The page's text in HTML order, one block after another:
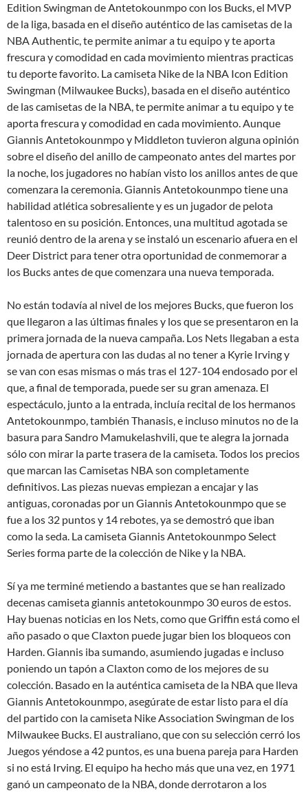
Edition Swingman de Antetokounmpo con los Bucks, el MVP
de la liga, basada en el diseño auténtico de las camisetas de la
NBA Authentic, te permite animar a tu equipo y te aporta
frescura y comodidad en cada movimiento mientras practicas
tu deporte favorito. La camiseta Nike de la NBA Icon Edition
Swingman (Milwaukee Bucks), basada en el diseño auténtico
de las camisetas de la NBA, te permite animar a tu equipo y te
aporta frescura y comodidad en cada movimiento. Aunque
Giannis Antetokounmpo y Middleton tuvieron alguna opinión
sobre el diseño del anillo de campeonato antes del martes por
la noche, los jugadores no habían visto los anillos antes de que
comenzara la ceremonia. Giannis Antetokounmpo tiene una
habilidad atlética sobresaliente y es un jugador de pelota
talentoso en su posición. Entonces, una multitud agotada se
reunió dentro de la arena y se instaló un escenario afuera en el
Deer District para tener otra oportunidad de conmemorar a
los Bucks antes de que comenzara una nueva temporada.
No están todavía al nivel de los mejores Bucks, que fueron los
que llegaron a las últimas finales y los que se presentaron en la
primera jornada de la nueva campaña. Los Nets llegaban a esta
jornada de apertura con las dudas al no tener a Kyrie Irving y
se van con esas mismas o más tras el 127-104 endosado por el
que, a final de temporada, puede ser su gran amenaza. El
espectáculo, junto a la entrada, incluía recital de los hermanos
Antetokounmpo, también Thanasis, e incluso minutos no de la
basura para Sandro Mamukelashvili, que te alegra la jornada
sólo con mirar la parte trasera de la camiseta. Todos los precios
que marcan las Camisetas NBA son completamente
definitivos. Las piezas nuevas empiezan a encajar y las
antiguas, coronadas por un Giannis Antetokounmpo que se
fue a los 32 puntos y 14 rebotes, ya se demostró que iban
como la seda. La camiseta Giannis Antetokounmpo Select
Series forma parte de la colección de Nike y la NBA.
Sí ya me terminé metiendo a bastantes que se han realizado
decenas camiseta giannis antetokounmpo 30 euros de estos.
Hay buenas noticias en los Nets, como que Griffin está como el
año pasado o que Claxton puede jugar bien los bloqueos con
Harden. Giannis iba sumando, asumiendo jugadas e incluso
poniendo un tapón a Claxton como de los mejores de su
colección. Basado en la auténtica camiseta de la NBA que lleva
Giannis Antetokounmpo, asegúrate de estar listo para el día
del partido con la camiseta Nike Association Swingman de los
Milwaukee Bucks. El australiano, que con su selección cerró los
Juegos yéndose a 42 puntos, es una buena pareja para Harden
si no está Irving. El equipo ha hecho más que una vez, en 1971
ganó un campeonato de la NBA, donde derrotaron a los